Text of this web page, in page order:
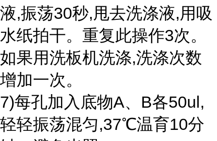
液,振荡30秒,甩去洗涤液,用吸
水纸拍干。重复此操作3次。
如果用洗板机洗涤,洗涤次数
增加一次。
7)每孔加入底物A、B各50ul,
轻轻振荡混匀,37℃温育10分